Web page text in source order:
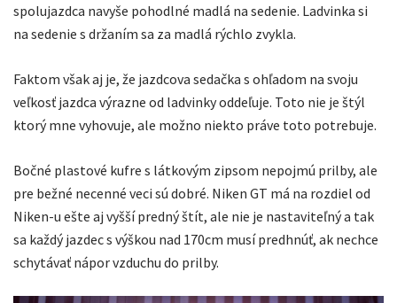
spolujazdca navyše pohodlné madlá na sedenie. Ladvinka si
na sedenie s držaním sa za madlá rýchlo zvykla.
Faktom však aj je, že jazdcova sedačka s ohľadom na svoju
veľkosť jazdca výrazne od ladvinky oddeľuje. Toto nie je štýl
ktorý mne vyhovuje, ale možno niekto práve toto potrebuje.
Bočné plastové kufre s látkovým zipsom nepojmú prilby, ale
pre bežné necenné veci sú dobré. Niken GT má na rozdiel od
Niken-u ešte aj vyšší predný štít, ale nie je nastaviteľný a tak
sa každý jazdec s výškou nad 170cm musí predhnúť, ak nechce
schytávať nápor vzduchu do prilby.